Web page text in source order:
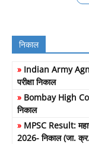
निकाल
» Indian Army
परीक्षा निकाल
» Bombay High
निकाल
» MPSC Result:
2026- निकाल (जा.